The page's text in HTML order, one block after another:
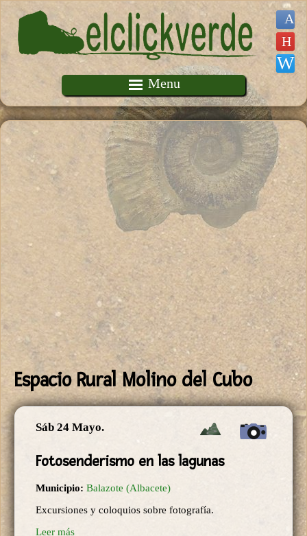
Pasar al contenido principal
Menu
Espacio Rural Molino del Cubo
Sáb 24 Mayo.
Fotosenderismo en las lagunas
Municipio: Balazote (Albacete)
Excursiones y coloquios sobre fotografía.
Leer más